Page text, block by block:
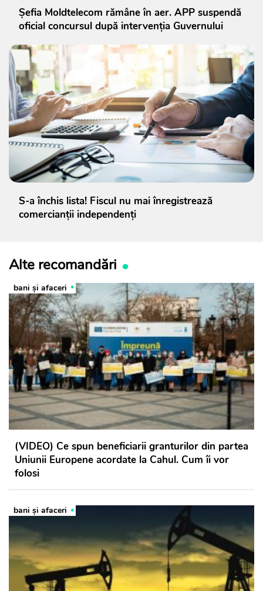
Șefia Moldtelecom rămâne în aer. APP suspendă
oficial concursul după intervenția Guvernului
S-a închis lista! Fiscul nu mai înregistrează
comercianții independenți
Alte recomandări
bani și afaceri
(VIDEO) Ce spun beneficiarii granturilor din partea
Uniunii Europene acordate la Cahul. Cum îi vor
folosi
bani și afaceri